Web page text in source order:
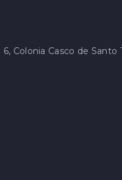
Colonia Casco de Santo